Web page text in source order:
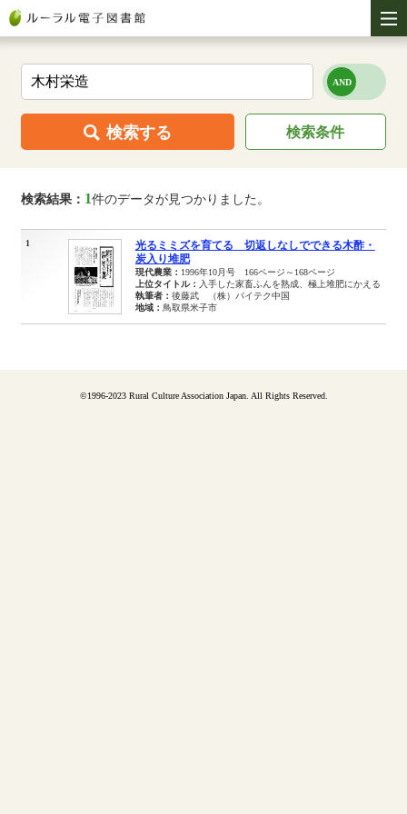
検索する 検索条件
検索結果： 1件のデータが見つかりました。
1
光るミミズを育てる 切返しなしでできる木酢・
炭入り堆肥
現代農業： 1996年10月号 166ページ～168ページ
上位タイトル： 入手した家畜ふんを熟成、極上堆肥にかえる
執筆者： 後藤武 （株）パイテク中国
地域： 鳥取県米子市
©1996-2023 Rural Culture Association Japan. All Rights Reserved.